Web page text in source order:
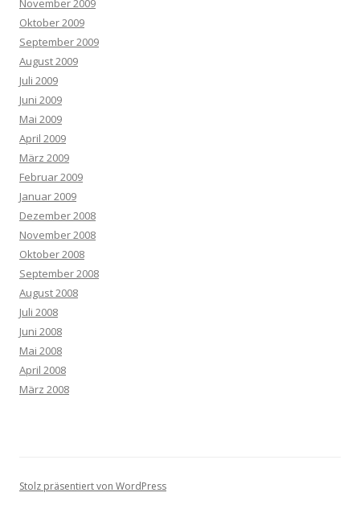
November 2009
Oktober 2009
September 2009
August 2009
Juli 2009
Juni 2009
Mai 2009
April 2009
März 2009
Februar 2009
Januar 2009
Dezember 2008
November 2008
Oktober 2008
September 2008
August 2008
Juli 2008
Juni 2008
Mai 2008
April 2008
März 2008
Stolz präsentiert von WordPress